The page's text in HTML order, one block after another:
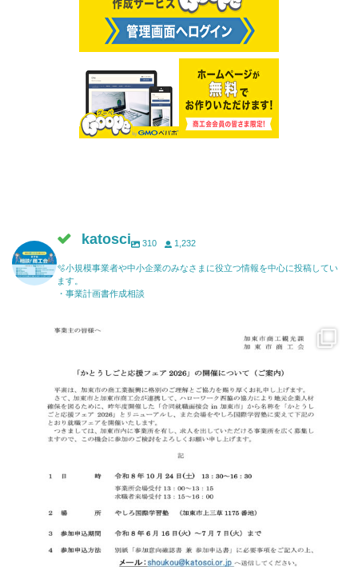
katosci 310 1,232
🫧小規模事業者や中小企業のみなさまに役立つ情報を中心に投稿してい
ます。
・事業計画書作成相談